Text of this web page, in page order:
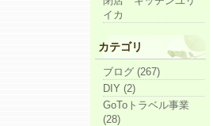
イカ
カテゴリ
ブログ (267)
DIY (2)
GoToトラベル事業
(28)